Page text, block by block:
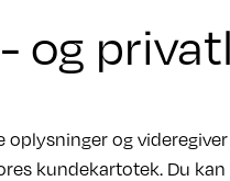
og
og
kundekartotek. Du